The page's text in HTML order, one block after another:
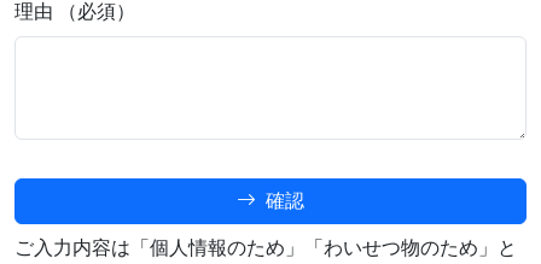
理由 （必須）
確認
ご入力内容は「個人情報のため」「わいせつ物のため」と